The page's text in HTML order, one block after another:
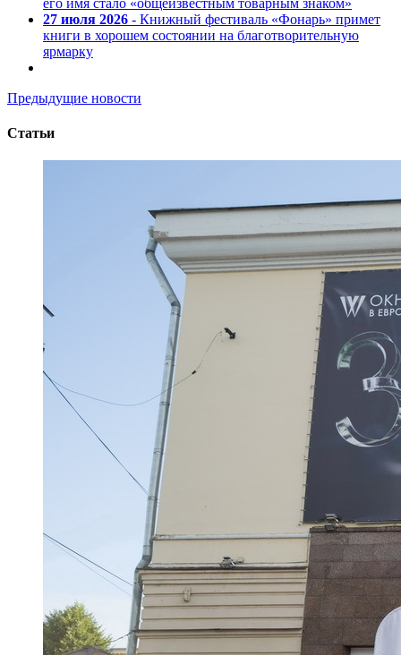
27 июля 2026 - Книжный фестиваль «Фонарь» примет
книги в хорошем состоянии на благотворительную
ярмарку
Предыдущие новости
Статьи